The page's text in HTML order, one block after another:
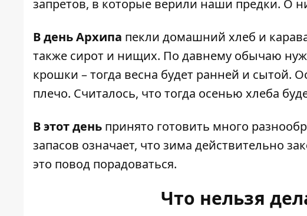
запретов, в которые верили наши предки. О
В день Архипа пекли домашний хлеб и
также сирот и нищих. По давнему обычаю
крошки – тогда весна будет ранней и сытой.
плечо. Считалось, что тогда осенью хлеба
В этот день принято готовить много
запасов означает, что зима действительно
это повод порадоваться.
Что нельзя